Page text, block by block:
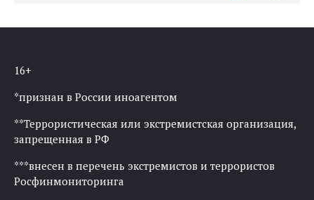
16+
*признан в России иноагентом
**Террористическая или экстремистская организация,
запрещенная в РФ
***внесен в перечень экстремистов и террористов
Росфинмониторинга